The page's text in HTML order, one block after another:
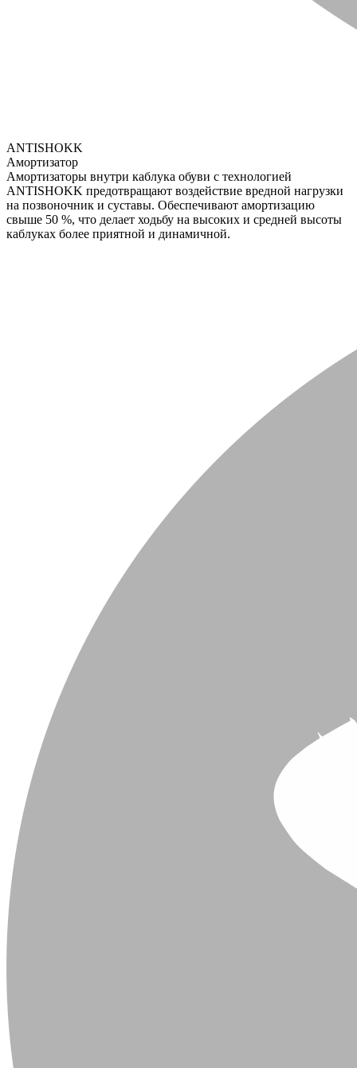
ANTISHOKK
Амортизатор
Амортизаторы внутри каблука обуви с технологией
ANTISHOKK предотвращают воздействие вредной нагрузки
на позвоночник и суставы. Обеспечивают амортизацию
свыше 50 %, что делает ходьбу на высоких и средней высоты
каблуках более приятной и динамичной.